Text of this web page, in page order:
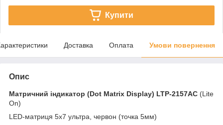
Купити
Доставка Оплата Умови повернення
Опис
Матричний індикатор (Dot Matrix Display) LTP-2157AC (Lite
On)
LED-матриця 5х7 ультра, червон (точка 5мм)